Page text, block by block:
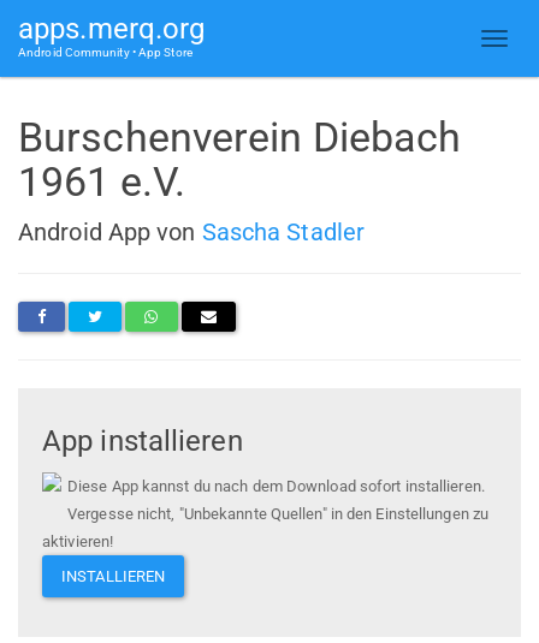
apps.merq.org
Android Community • App Store
Burschenverein Diebach
1961 e.V.
Android App von Sascha Stadler
App installieren
Diese App kannst du nach dem Download sofort installieren.
Vergesse nicht, "Unbekannte Quellen" in den Einstellungen zu
aktivieren!
INSTALLIEREN